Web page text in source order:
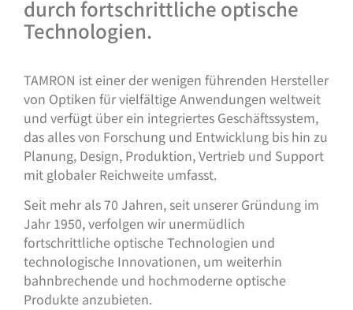
durch fortschrittliche optische
Technologien.
TAMRON ist einer der wenigen führenden Hersteller
von Optiken für vielfältige Anwendungen weltweit
und verfügt über ein integriertes Geschäftssystem,
das alles von Forschung und Entwicklung bis hin zu
Planung, Design, Produktion, Vertrieb und Support
mit globaler Reichweite umfasst.
Seit mehr als 70 Jahren, seit unserer Gründung im
Jahr 1950, verfolgen wir unermüdlich
fortschrittliche optische Technologien und
technologische Innovationen, um weiterhin
bahnbrechende und hochmoderne optische
Produkte anzubieten.